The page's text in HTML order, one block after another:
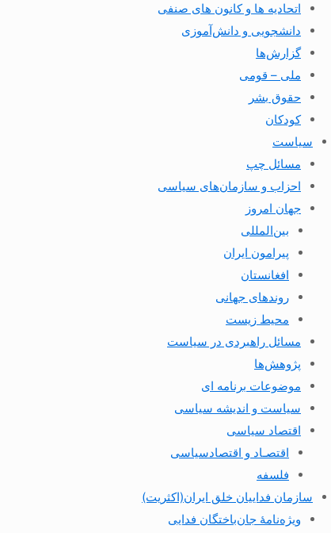
اتحادیه ها و کانون های صنفی
دانشجویی و دانش‌آموزی
گزارش‌ها
ملی – قومی
حقوق بشر
کودکان
سیاست
مسائل چپ
احزاب و سازمان‌های سیاسی
جهان امروز
بین‌المللی
پیرامون ایران
افغانستان
روندهای جهانی
محیط زیست
مسائل راهبردی در سیاست
پژوهش‌ها
موضوعات برنامه ای
سیاست و اندیشه سیاسی
اقتصاد سیاسی
اقتصـاد و اقتصاد‌سیاسی
فلسفه
سازمان فداییان خلق ایران(اکثریت)
ویژه‌نامهٔ جان‌باختگان فدایی